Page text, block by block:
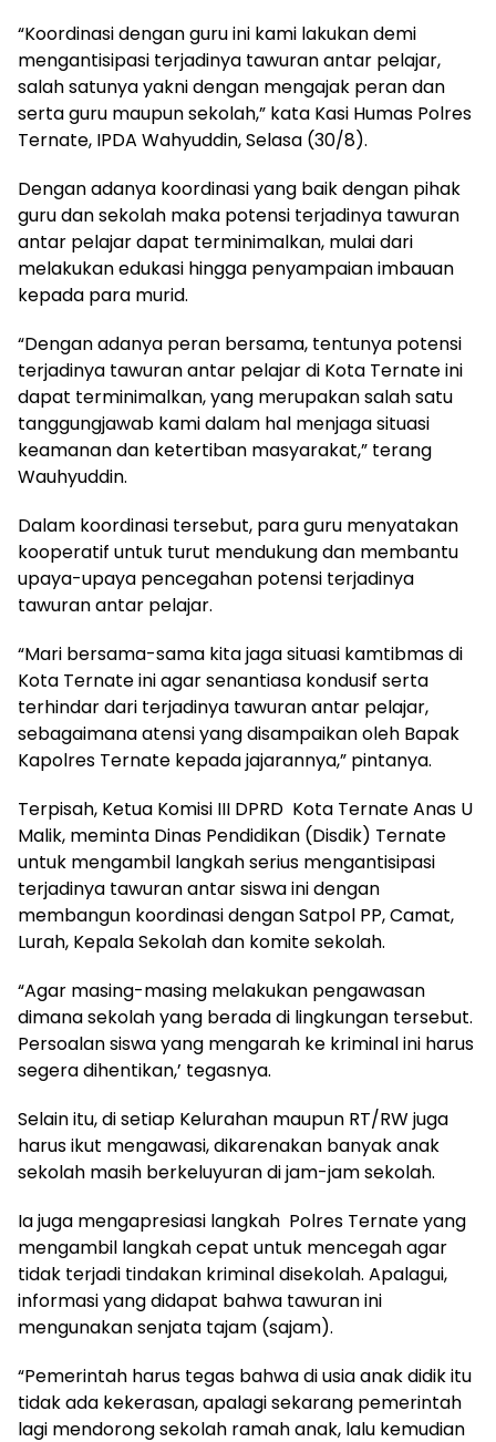
“Koordinasi dengan guru ini kami lakukan demi
mengantisipasi terjadinya tawuran antar pelajar,
salah satunya yakni dengan mengajak peran dan
serta guru maupun sekolah,” kata Kasi Humas Polres
Ternate, IPDA Wahyuddin, Selasa (30/8).
Dengan adanya koordinasi yang baik dengan pihak
guru dan sekolah maka potensi terjadinya tawuran
antar pelajar dapat terminimalkan, mulai dari
melakukan edukasi hingga penyampaian imbauan
kepada para murid.
“Dengan adanya peran bersama, tentunya potensi
terjadinya tawuran antar pelajar di Kota Ternate ini
dapat terminimalkan, yang merupakan salah satu
tanggungjawab kami dalam hal menjaga situasi
keamanan dan ketertiban masyarakat,” terang
Wauhyuddin.
Dalam koordinasi tersebut, para guru menyatakan
kooperatif untuk turut mendukung dan membantu
upaya-upaya pencegahan potensi terjadinya
tawuran antar pelajar.
“Mari bersama-sama kita jaga situasi kamtibmas di
Kota Ternate ini agar senantiasa kondusif serta
terhindar dari terjadinya tawuran antar pelajar,
sebagaimana atensi yang disampaikan oleh Bapak
Kapolres Ternate kepada jajarannya,” pintanya.
Terpisah, Ketua Komisi III DPRD Kota Ternate Anas U
Malik, meminta Dinas Pendidikan (Disdik) Ternate
untuk mengambil langkah serius mengantisipasi
terjadinya tawuran antar siswa ini dengan
membangun koordinasi dengan Satpol PP, Camat,
Lurah, Kepala Sekolah dan komite sekolah.
“Agar masing-masing melakukan pengawasan
dimana sekolah yang berada di lingkungan tersebut.
Persoalan siswa yang mengarah ke kriminal ini harus
segera dihentikan,’ tegasnya.
Selain itu, di setiap Kelurahan maupun RT/RW juga
harus ikut mengawasi, dikarenakan banyak anak
sekolah masih berkeluyuran di jam-jam sekolah.
Ia juga mengapresiasi langkah Polres Ternate yang
mengambil langkah cepat untuk mencegah agar
tidak terjadi tindakan kriminal disekolah. Apalagui,
informasi yang didapat bahwa tawuran ini
mengunakan senjata tajam (sajam).
“Pemerintah harus tegas bahwa di usia anak didik itu
tidak ada kekerasan, apalagi sekarang pemerintah
lagi mendorong sekolah ramah anak, lalu kemudian